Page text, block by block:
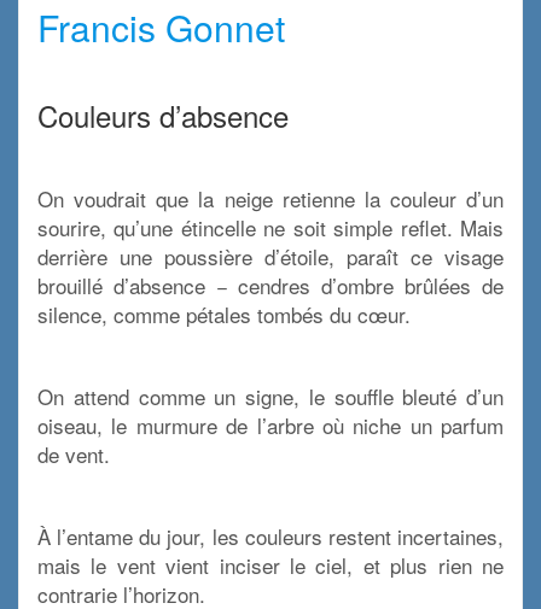
Francis Gonnet
Couleurs d’absence
On voudrait que la neige retienne la couleur d’un
sourire, qu’une étincelle ne soit simple reflet. Mais
derrière une poussière d’étoile, paraît ce visage
brouillé d’absence − cendres d’ombre brûlées de
silence, comme pétales tombés du cœur.
On attend comme un signe, le souffle bleuté d’un
oiseau, le murmure de l’arbre où niche un parfum
de vent.
À l’entame du jour, les couleurs restent incertaines,
mais le vent vient inciser le ciel, et plus rien ne
contrarie l’horizon.